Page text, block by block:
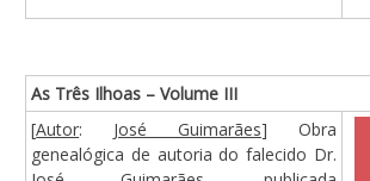
As Três Ilhoas – Volume III
[Autor: José Guimarães] Obra
genealógica de autoria do falecido Dr.